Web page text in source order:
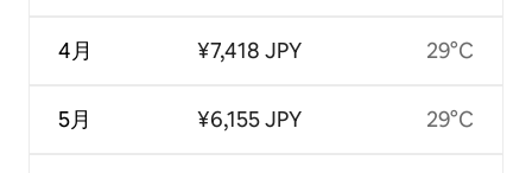
4月
5月
¥7,418 JPY
¥6,155 JPY
29°C
29°C